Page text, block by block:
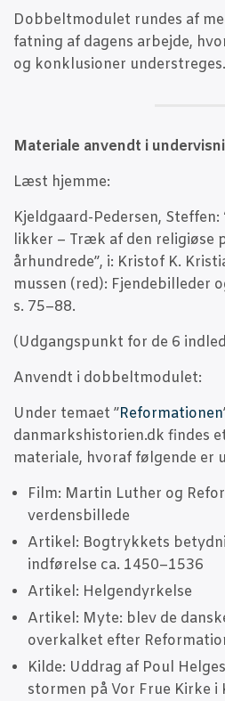
Dob­belt­mo­du­let run­des af
fat­ning af dagens arbej­de,
og kon­klu­sio­ner understreges.
Mate­ri­a­le anvendt i
Læst hjem­me:
Kjeld­gaard-Peder­sen,
lik­ker – Træk af den reli­gi­øse
århund­re­de”, i: Kri­stof K.
mus­sen (red): Fjen­de­bil­le­der
s. 75–88.
(Udgangs­punkt for de 6
Anvendt i dobbeltmodulet:
Under tema­et ”Refor­ma­tio­nen
danmarkshistorien.dk fin­des
mate­ri­a­le, hvoraf føl­gen­de er
Film: Mar­tin Lut­her og
verdensbillede
Arti­kel: Bog­tryk­kets
ind­fø­rel­se ca. 1450–1536
Arti­kel: Helgendyrkelse
Arti­kel: Myte: blev de
over­kal­ket efter
Kil­de: Uddrag af Poul
stormen på Vor Frue Kir­ke i